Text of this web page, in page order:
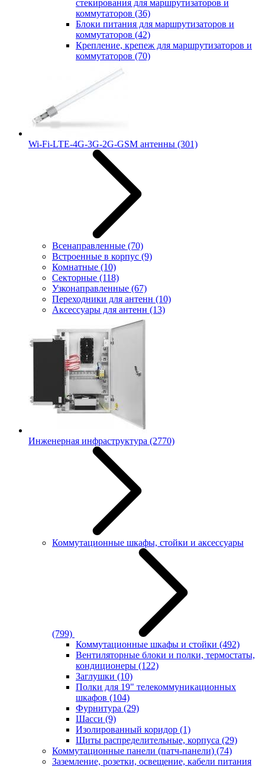
стекирования для маршрутизаторов и
коммутаторов (36)
Блоки питания для маршрутизаторов и
коммутаторов (42)
Крепление, крепеж для маршрутизаторов и
коммутаторов (70)
Wi-Fi-LTE-4G-3G-2G-GSM антенны (301)
Всенаправленные (70)
Встроенные в корпус (9)
Комнатные (10)
Секторные (118)
Узконаправленные (67)
Переходники для антенн (10)
Аксессуары для антенн (13)
Инженерная инфраструктура (2770)
Коммутационные шкафы, стойки и аксессуары
(799)
Коммутационные шкафы и стойки (492)
Вентиляторные блоки и полки, термостаты,
кондиционеры (122)
Заглушки (10)
Полки для 19" телекоммуникационных
шкафов (104)
Фурнитура (29)
Шасси (9)
Изолированный коридор (1)
Щиты распределительные, корпуса (29)
Коммутационные панели (патч-панели) (74)
Заземление, розетки, освещение, кабели питания